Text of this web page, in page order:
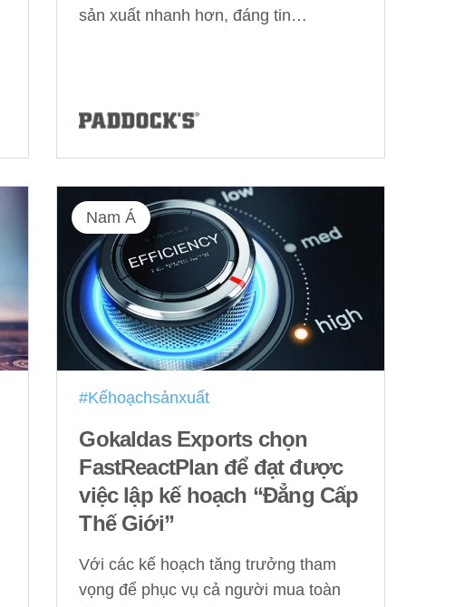
sản xuất nhanh hơn, đáng tin…
Nam Á
#Kếhoạchsảnxuất
Gokaldas Exports chọn
FastReactPlan để đạt được
việc lập kế hoạch “Đẳng Cấp
Thế Giới”
Với các kế hoạch tăng trưởng tham
vọng để phục vụ cả người mua toàn